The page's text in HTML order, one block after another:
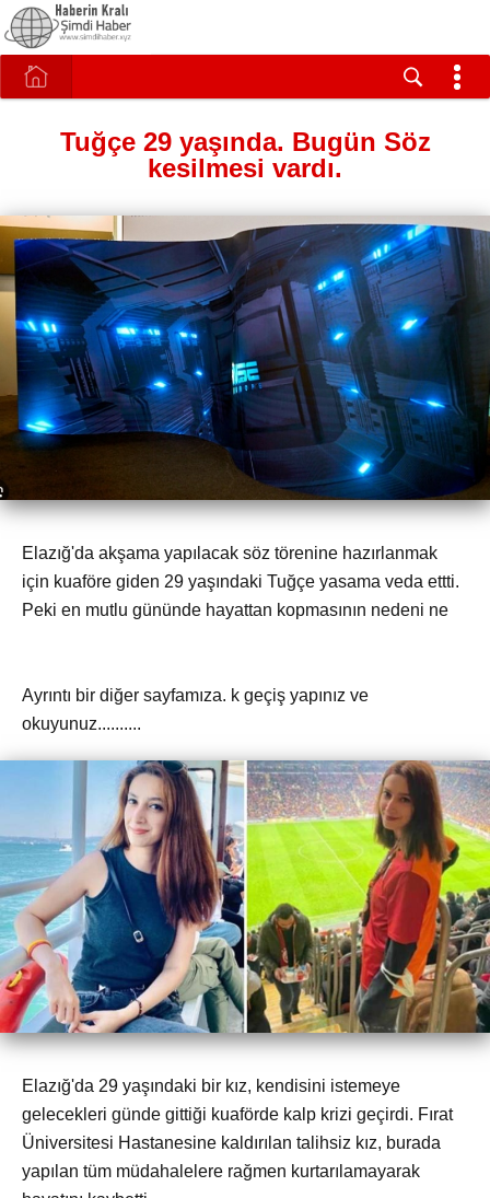
Tuğçe 29 yaşında. Bugün Söz
kesilmesi vardı.
Elazığ'da akşama yapılacak söz törenine hazırlanmak
için kuaföre giden 29 yaşındaki Tuğçe yasama veda ettti.
Peki en mutlu gününde hayattan kopmasının nedeni ne
Ayrıntı bir diğer sayfamıza. k geçiş yapınız ve
okuyunuz..........
Elazığ'da 29 yaşındaki bir kız, kendisini istemeye
gelecekleri günde gittiği kuaförde kalp krizi geçirdi. Fırat
Üniversitesi Hastanesine kaldırılan talihsiz kız, burada
yapılan tüm müdahalelere rağmen kurtarılamayarak